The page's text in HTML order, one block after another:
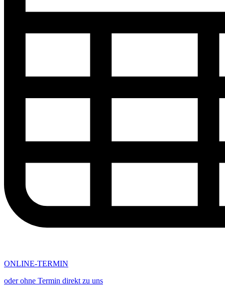
ONLINE-TERMIN
oder ohne Termin direkt zu uns